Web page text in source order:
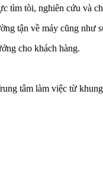
tìm tòi, nghiên cứu và
tận về máy cũng như
cho khách hàng.
tâm làm việc từ